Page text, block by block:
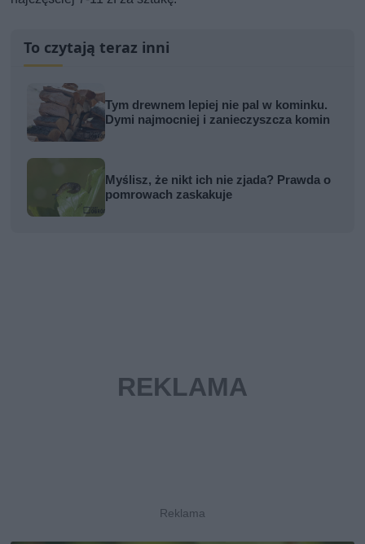
To czytają teraz inni
Tym drewnem lepiej nie pal w kominku.
Dymi najmocniej i zanieczyszcza komin
Myślisz, że nikt ich nie zjada? Prawda o
pomrowach zaskakuje